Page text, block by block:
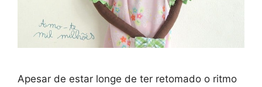
Apesar de estar longe de ter retomado o ritmo